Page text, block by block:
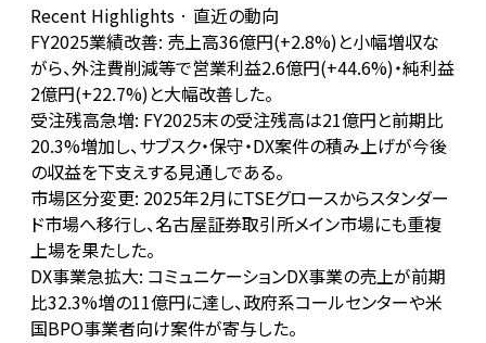
Recent Highlights · 直近の動向
FY2025業績改善: 売上高36億円(+2.8%)と小幅増収な
がら、外注費削減等で営業利益2.6億円(+44.6%)・純利益
2億円(+22.7%)と大幅改善した。
受注残高急増: FY2025末の受注残高は21億円と前期比
20.3%増加し、サブスク・保守・DX案件の積み上げが今後
の収益を下支えする見通しである。
市場区分変更: 2025年2月にTSEグロースからスタンダー
ド市場へ移行し、名古屋証券取引所メイン市場にも重複
上場を果たした。
DX事業急拡大: コミュニケーションDX事業の売上が前期
比32.3%増の11億円に達し、政府系コールセンターや米
国BPO事業者向け案件が寄与した。